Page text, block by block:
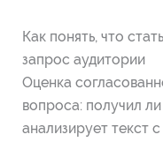
Как понять, что
запрос аудитории
Оценка
вопроса: получил
анализирует текст